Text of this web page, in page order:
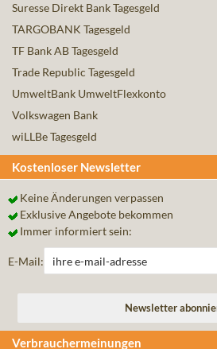
Suresse Direkt Bank Tagesgeld
TARGOBANK Tagesgeld
TF Bank AB Tagesgeld
Trade Republic Tagesgeld
UmweltBank UmweltFlexkonto
Volkswagen Bank
wiLLBe Tagesgeld
Kostenloser Newsletter
Keine Änderungen verpassen
Exklusive Angebote bekommen
Immer informiert sein:
E-Mail:
Verbrauchermeinungen